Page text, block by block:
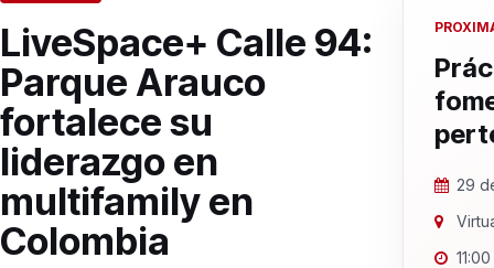
LiveSpace+ Calle 94:
Parque Arauco
fortalece su
liderazgo en
multifamily en
Colombia
29